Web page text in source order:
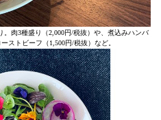
肉3種盛り（2,000円/税抜）や、煮込みハンバ
ストビーフ（1,500円/税抜）など。